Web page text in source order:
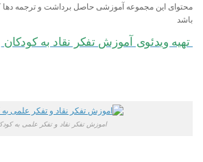
محتوای این مجموعه آموزشی حاصل برداشت و ترجمه دها
باشد
تهیه ویدئوی آموزش تفکر نقاد به کودکان
اموزش تفکر نقاد و تفکر علمی به